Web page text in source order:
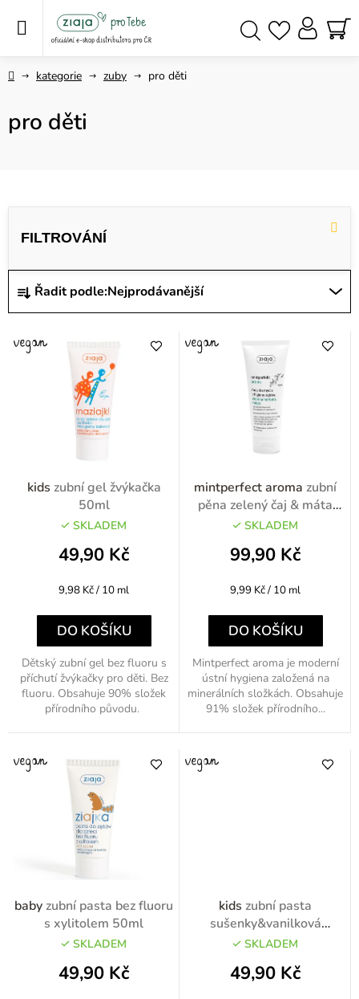
Domůkategorie zuby pro děti
pro děti
Ř
a
e
Řadit podle:Nejprodávanější
V
s
r
kids zubní gel žvýkačka
50ml
SKLADEM
49,90 Kč
Měrná
9,98 Kč / 10 ml
DO KOŠÍKU
Dětský zubní gel bez fluoru s
příchutí žvýkačky pro děti. Bez
fluoru. Obsahuje 90% složek
přírodního původu.
mintperfect aroma zubní
pěna zelený čaj & máta
100ml
SKLADEM
99,90 Kč
Měrná
9,99 Kč / 10 ml
DO KOŠÍKU
Mintperfect aroma je moderní
ústní hygiena založená na
minerálních složkách. Obsahuje
91% složek přírodního...
baby zubní pasta bez fluoru
s xylitolem 50ml
SKLADEM
49,90 Kč
kids zubní pasta
sušenky&vanilková
zmrzlina 50ml
SKLADEM
49,90 Kč